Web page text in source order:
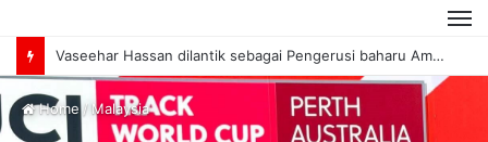
Vaseehar Hassan dilantik sebagai Pengerusi baharu AmanahRaya
Home /Malaysia